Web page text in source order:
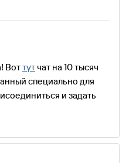
Воттутчат на 10 тысяч
специально для
и задать